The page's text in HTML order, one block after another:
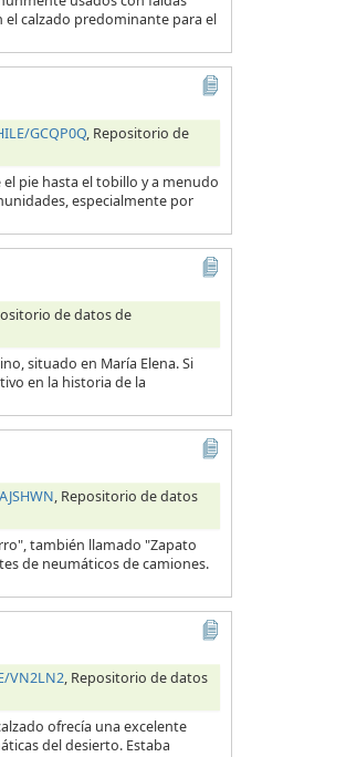
el calzado predominante para el
GCQP0Q, Repositorio de
pie hasta el tobillo y a menudo
especialmente por
de datos de
situado en María Elena. Si
en la historia de la
, Repositorio de datos
también llamado "Zapato
de neumáticos de camiones.
VN2LN2, Repositorio de datos
ofrecía una excelente
del desierto. Estaba